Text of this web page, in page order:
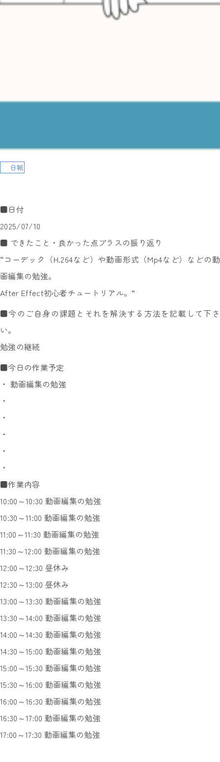
日報
■日付
2025/07/10
■ できたこと・良かった点プラスの振り返り
“コーデック（H.264など）や動画形式（Mp4など）などの動
画編集の勉強。
After Effect初心者チュートリアル。”
■今のご自身の課題とそれを解決する方法を記載して下さ
い。
勉強の継続
■今日の作業予定
・ 動画編集の勉強
・
・
・
・
・
■作業内容
10:00～10:30 動画編集の勉強
10:30～11:00 動画編集の勉強
11:00～11:30 動画編集の勉強
11:30～12:00 動画編集の勉強
12:00～12:30 昼休み
12:30～13:00 昼休み
13:00～13:30 動画編集の勉強
13:30～14:00 動画編集の勉強
14:00～14:30 動画編集の勉強
14:30～15:00 動画編集の勉強
15:00～15:30 動画編集の勉強
15:30～16:00 動画編集の勉強
16:00～16:30 動画編集の勉強
16:30～17:00 動画編集の勉強
17:00～17:30 動画編集の勉強